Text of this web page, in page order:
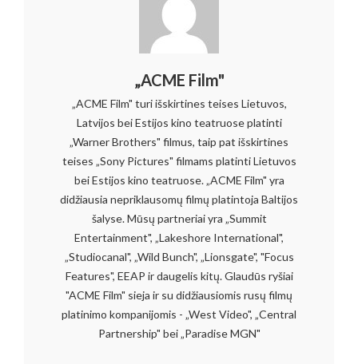
„ACME Film"
„ACME Film" turi išskirtines teises Lietuvos,
Latvijos bei Estijos kino teatruose platinti
„Warner Brothers" filmus, taip pat išskirtines
teises „Sony Pictures" filmams platinti Lietuvos
bei Estijos kino teatruose. „ACME Film" yra
didžiausia nepriklausomų filmų platintoja Baltijos
šalyse. Mūsų partneriai yra „Summit
Entertainment", „Lakeshore International",
„Studiocanal", „Wild Bunch", „Lionsgate", "Focus
Features", EEAP ir daugelis kitų. Glaudūs ryšiai
"ACME Film" sieja ir su didžiausiomis rusų filmų
platinimo kompanijomis - „West Video", „Central
Partnership" bei „Paradise MGN"